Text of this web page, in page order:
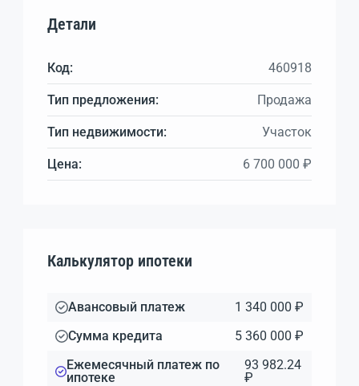
Детали
Код: 460918
Тип предложения: Продажа
Тип недвижимости: Участок
Цена: 6 700 000 ₽
Калькулятор ипотеки
Авансовый платеж
1 340 000 ₽
Сумма кредита
5 360 000 ₽
Ежемесячный платеж по
ипотеке
93 982.24
₽